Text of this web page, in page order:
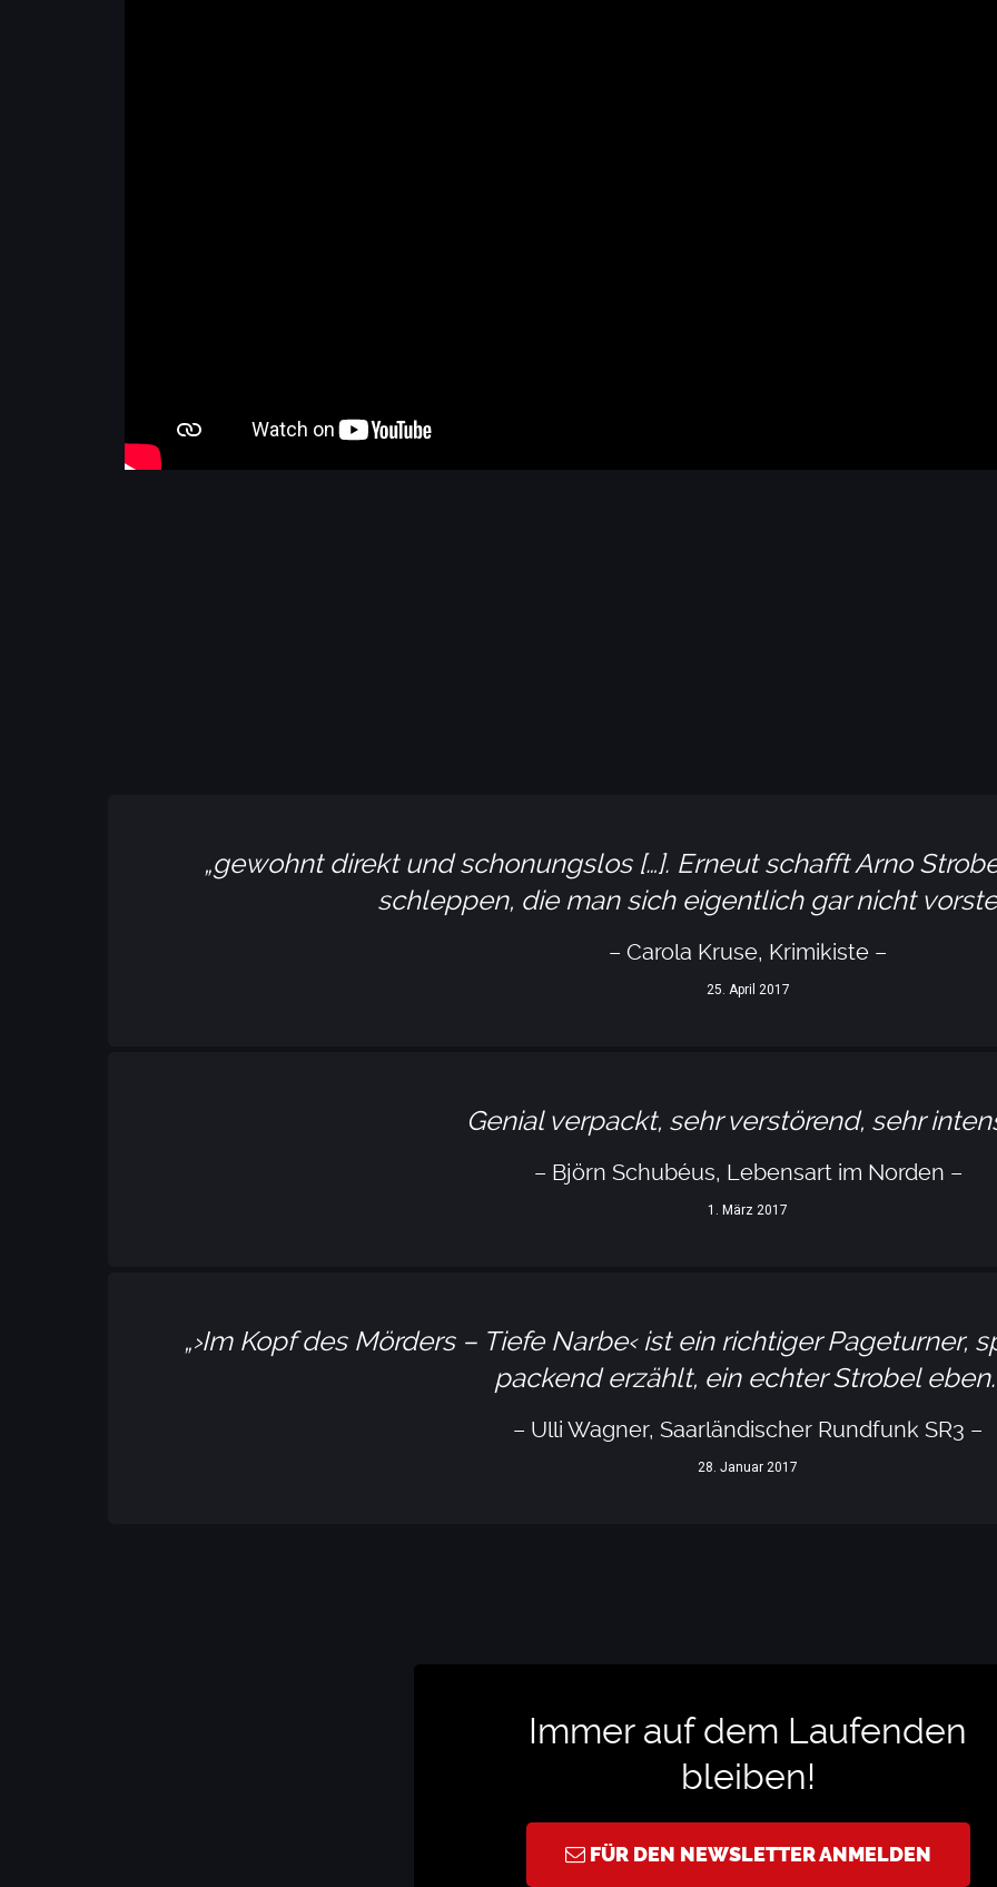
gewohnt direkt und schonungslos […]. Erneut schafft Arno
schleppen, die man sich eigentlich gar nicht
– Carola Kruse, Krimikiste –
25. April 2017
Genial verpackt, sehr verstörend, sehr
– Björn Schubéus, Lebensart im Norden –
1. März 2017
›Im Kopf des Mörders – Tiefe Narbe‹ ist ein richtiger Pageturner,
packend erzählt, ein echter Strobel eben.
– Ulli Wagner, Saarländischer Rundfunk SR3 –
28. Januar 2017
Immer auf dem Laufenden
bleiben!
FÜR DEN NEWSLETTER ANMELDEN